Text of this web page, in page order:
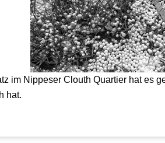
im Nippeser Clouth Quartier hat es
hat.